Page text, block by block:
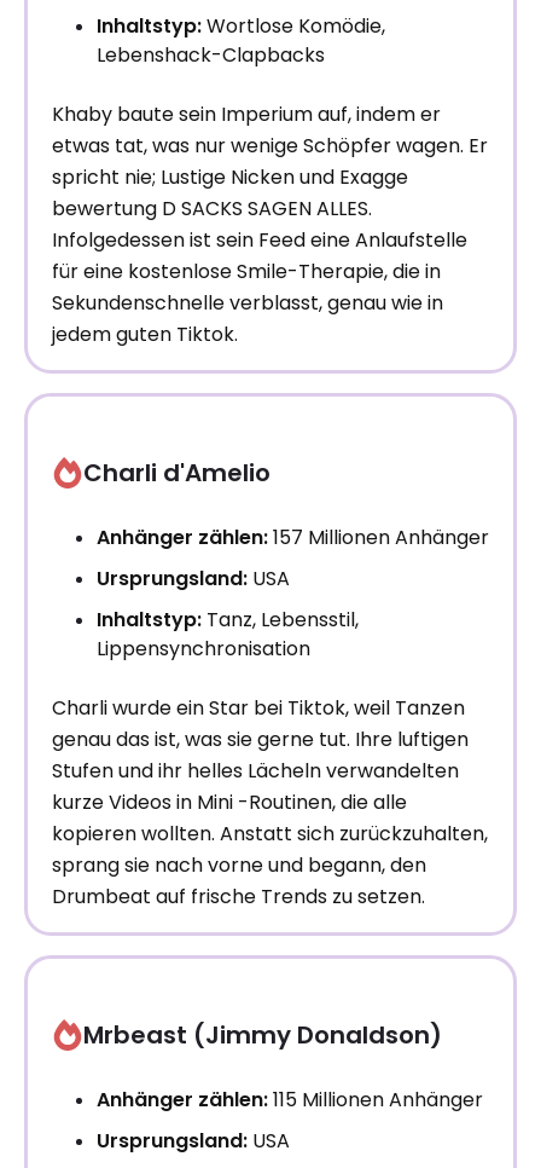
Inhaltstyp:Wortlose Komödie,
Lebenshack-Clapbacks
Khaby baute sein Imperium auf, indem er
etwas tat, was nur wenige Schöpfer wagen. Er
spricht nie; Lustige Nicken und Exagge
bewertung D SACKS SAGEN ALLES.
Infolgedessen ist sein Feed eine Anlaufstelle
für eine kostenlose Smile-Therapie, die in
Sekundenschnelle verblasst, genau wie in
jedem guten Tiktok.
Charli d'Amelio
Anhänger zählen:157 Millionen Anhänger
Ursprungsland: USA
Inhaltstyp: Tanz, Lebensstil,
Lippensynchronisation
Charli wurde ein Star bei Tiktok, weil Tanzen
genau das ist, was sie gerne tut. Ihre luftigen
Stufen und ihr helles Lächeln verwandelten
kurze Videos in Mini -Routinen, die alle
kopieren wollten. Anstatt sich zurückzuhalten,
sprang sie nach vorne und begann, den
Drumbeat auf frische Trends zu setzen.
Mrbeast (Jimmy Donaldson)
Anhänger zählen:115 Millionen Anhänger
Ursprungsland: USA